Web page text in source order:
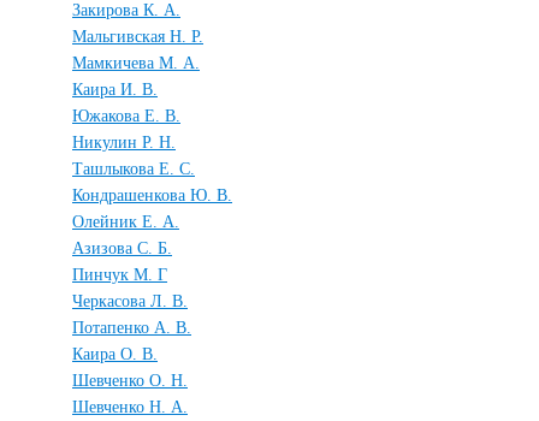
Закирова К. А.
Мальгивская Н. Р.
Мамкичева М. А.
Каира И. В.
Южакова Е. В.
Никулин Р. Н.
Ташлыкова Е. С.
Кондрашенкова Ю. В.
Олейник Е. А.
Азизова С. Б.
Пинчук М. Г
Черкасова Л. В.
Потапенко А. В.
Каира О. В.
Шевченко О. Н.
Шевченко Н. А.